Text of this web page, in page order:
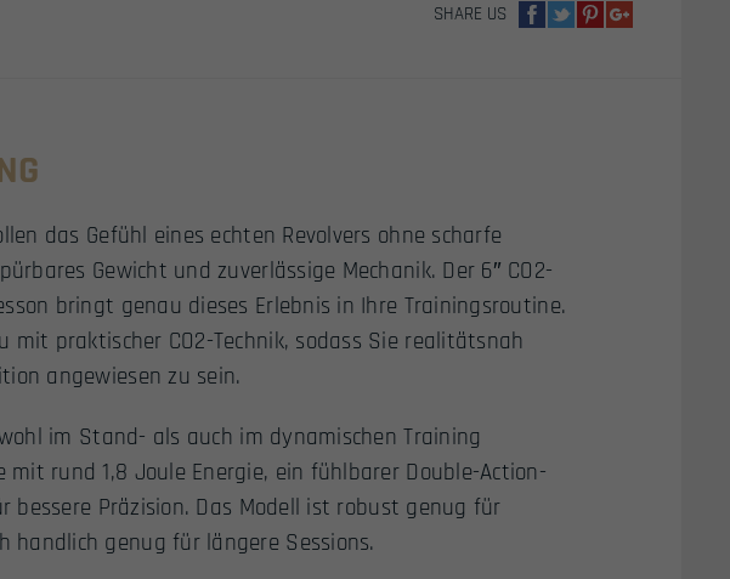
SHARE US
das Gefühl eines echten Revolvers ohne scharfe
Gewicht und zuverlässige Mechanik. Der 6″ CO2-
bringt genau dieses Erlebnis in Ihre Trainingsroutine.
praktischer CO2-Technik, sodass Sie realitätsnah
angewiesen zu sein.
im Stand- als auch im dynamischen Training
rund 1,8 Joule Energie, ein fühlbarer Double-Action-
bessere Präzision. Das Modell ist robust genug für
handlich genug für längere Sessions.